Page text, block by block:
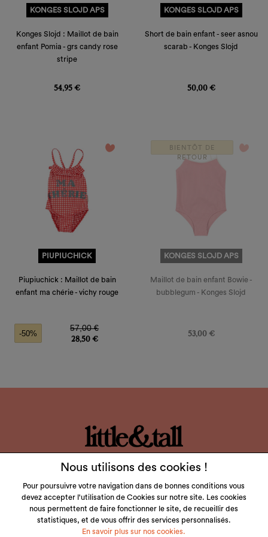
KONGES SLOJD APS
Konges Slojd : Maillot de bain
enfant Pomia - grs candy rose
stripe
54,95 €
KONGES SLOJD APS
Short de bain enfant - seer asnou
scarab - Konges Slojd
50,00 €
favorite_border
PIUPIUCHICK
Piupiuchick : Maillot de bain
enfant ma chérie - vichy rouge
Prix de base
57,00 €
-50%
Prix
28,50 €
BIENTÔT DE
RETOUR
favorite_border
KONGES SLOJD APS
Maillot de bain enfant Bowie -
bubblegum - Konges Slojd
53,00 €
LITTLE & TALL
SERVICE CLIENT
NOS MARQUES
Nous utilisons des cookies !
Pour poursuivre votre navigation dans de bonnes conditions vous
devez accepter l'utilisation de Cookies sur notre site. Les cookies
nous permettent de faire fonctionner le site, de recueillir des
statistiques, et de vous offrir des services personnalisés.
En savoir plus sur nos cookies.